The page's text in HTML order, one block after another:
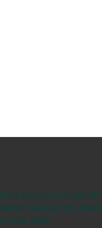
ochrana prírody SR
ponúkaného
2000